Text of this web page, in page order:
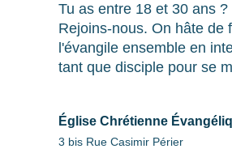
Tu as entre 18 et 30 ans ?
Rejoins-nous. On hâte de
l'évangile ensemble en
tant que disciple pour se
Église Chrétienne
3 bis Rue Casimir Périer